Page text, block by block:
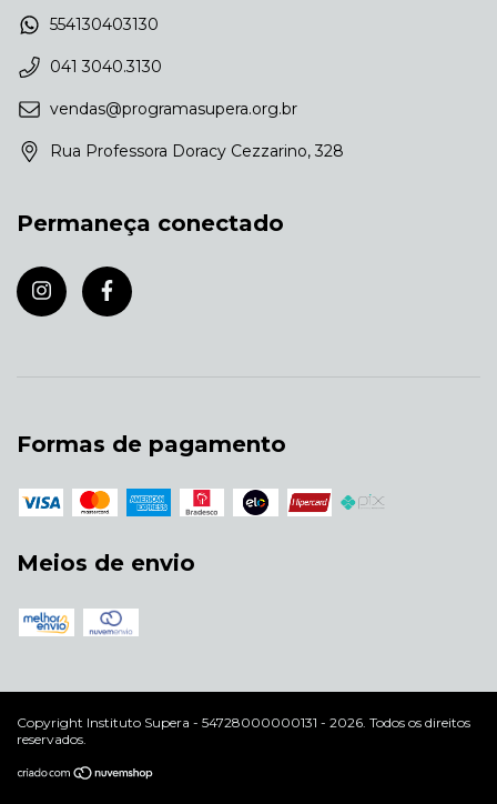
554130403130
041 3040.3130
vendas@programasupera.org.br
Rua Professora Doracy Cezzarino, 328
Permaneça conectado
Formas de pagamento
Meios de envio
Copyright Instituto Supera - 54728000000131 - 2026. Todos os direitos
reservados.